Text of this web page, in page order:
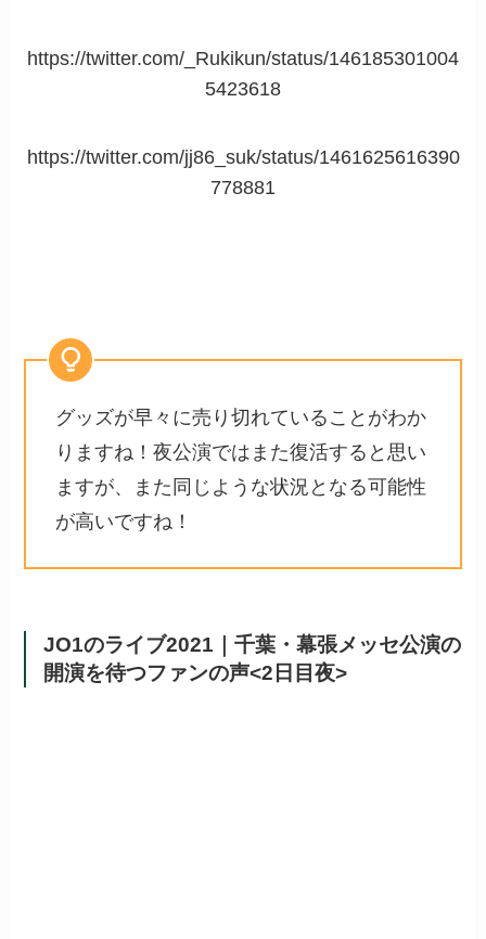
https://twitter.com/_Rukikun/status/146185301004
5423618
https://twitter.com/jj86_suk/status/1461625616390
778881
グッズが早々に売り切れていることがわか
りますね！夜公演ではまた復活すると思い
ますが、また同じような状況となる可能性
が高いですね！
JO1のライブ2021｜千葉・幕張メッセ公演の
開演を待つファンの声<2日目夜>